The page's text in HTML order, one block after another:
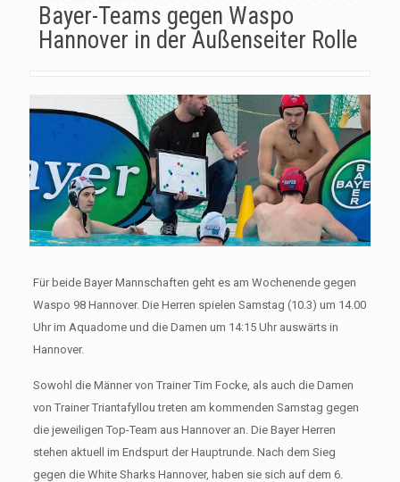
Bayer-Teams gegen Waspo
Hannover in der Außenseiter Rolle
Für beide Bayer Mannschaften geht es am Wochenende gegen
Waspo 98 Hannover. Die Herren spielen Samstag (10.3) um 14.00
Uhr im Aquadome und die Damen um 14:15 Uhr auswärts in
Hannover.
Sowohl die Männer von Trainer Tim Focke, als auch die Damen
von Trainer Triantafyllou treten am kommenden Samstag gegen
die jeweiligen Top-Team aus Hannover an. Die Bayer Herren
stehen aktuell im Endspurt der Hauptrunde. Nach dem Sieg
gegen die White Sharks Hannover, haben sie sich auf dem 6.